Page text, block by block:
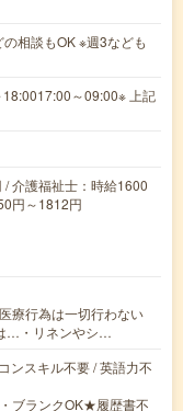
相談もOK ※週3なども
18:0017:00～09:00※ 上記
介護福祉士：時給1600
円～1812円
療行為は一切行わない
…・リネンやシ…
ンスキル不要 / 英語力不
ブランクOK★履歴書不